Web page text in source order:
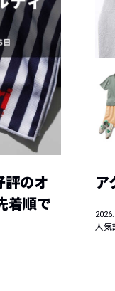
評のオ
着順で
ア
人気